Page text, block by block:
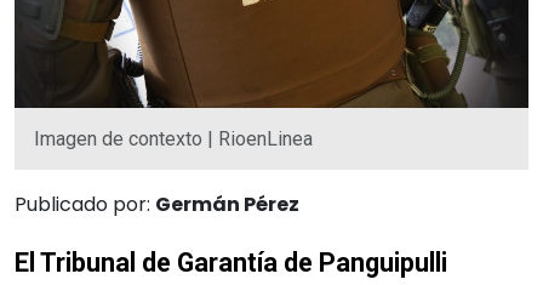
Imagen de contexto | RioenLinea
Publicado por: Germán Pérez
El Tribunal de Garantía de Panguipulli